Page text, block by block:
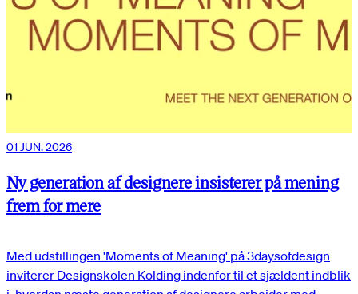
01 JUN. 2026
Ny generation af designere insisterer på mening
frem for mere
Med udstillingen 'Moments of Meaning' på 3daysofdesign
inviterer Designskolen Kolding indenfor til et sjældent indblik